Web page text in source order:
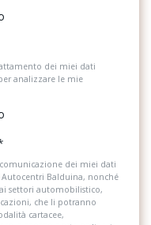
dei miei dati
analizzare le mie
dei miei dati
Autocentri Balduina, nonché
settori automobilistico,
che li potranno
cartacee,